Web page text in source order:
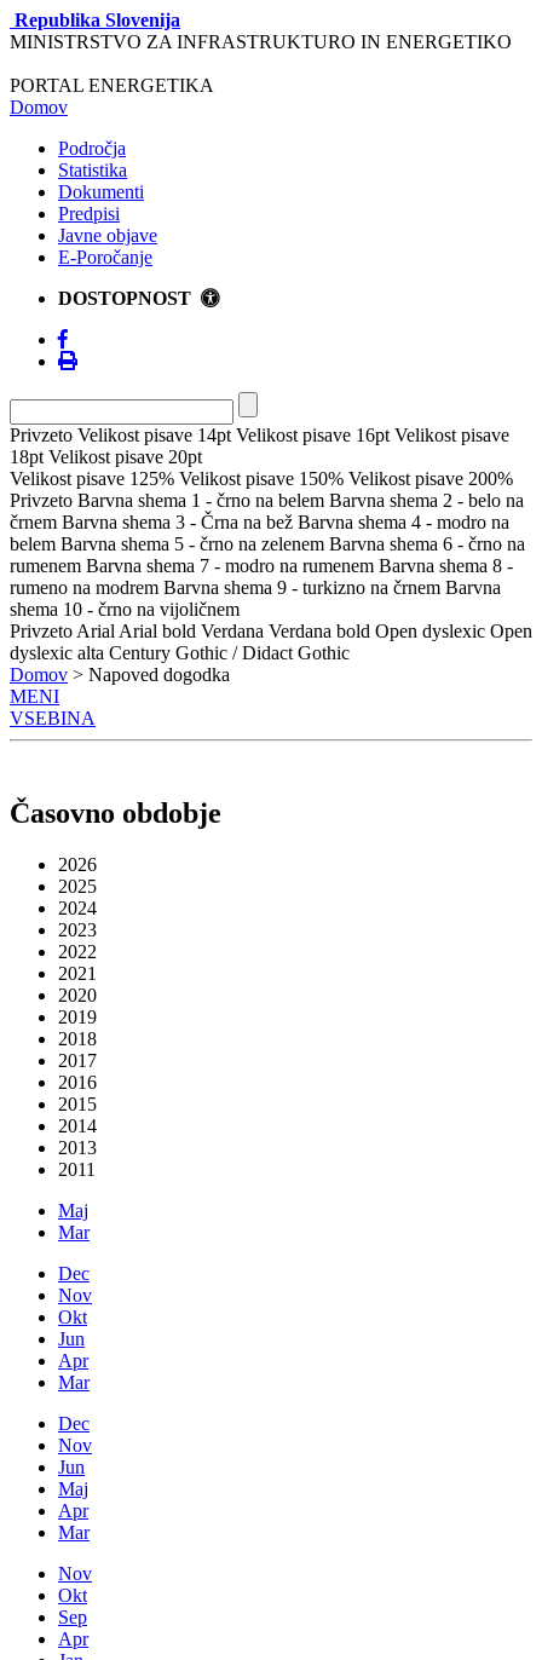
Republika Slovenija
MINISTRSTVO ZA INFRASTRUKTURO IN ENERGETIKO
PORTAL ENERGETIKA
Domov
Področja
Statistika
Dokumenti
Predpisi
Javne objave
E-Poročanje
DOSTOPNOST
Privzeto Velikost pisave 14pt Velikost pisave 16pt Velikost pisave
18pt Velikost pisave 20pt
Velikost pisave 125% Velikost pisave 150% Velikost pisave 200%
Privzeto Barvna shema 1 - črno na belem Barvna shema 2 - belo na
črnem Barvna shema 3 - Črna na bež Barvna shema 4 - modro na
belem Barvna shema 5 - črno na zelenem Barvna shema 6 - črno na
rumenem Barvna shema 7 - modro na rumenem Barvna shema 8 -
rumeno na modrem Barvna shema 9 - turkizno na črnem Barvna
shema 10 - črno na vijoličnem
Privzeto Arial Arial bold Verdana Verdana bold Open dyslexic Open
dyslexic alta Century Gothic / Didact Gothic
Domov > Napoved dogodka
MENI
VSEBINA
Časovno obdobje
2026
2025
2024
2023
2022
2021
2020
2019
2018
2017
2016
2015
2014
2013
2011
Maj
Mar
Dec
Nov
Okt
Jun
Apr
Mar
Dec
Nov
Jun
Maj
Apr
Mar
Nov
Okt
Sep
Apr